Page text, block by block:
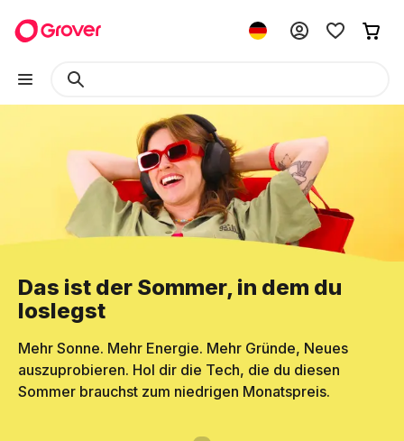
Das ist der Sommer, in dem du
loslegst
Mehr Sonne. Mehr Energie. Mehr Gründe, Neues
auszuprobieren. Hol dir die Tech, die du diesen
Sommer brauchst zum niedrigen Monatspreis.